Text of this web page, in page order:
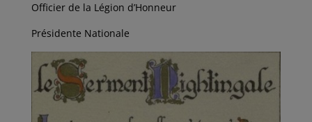
Officier de la Légion d’Honneur
Présidente Nationale